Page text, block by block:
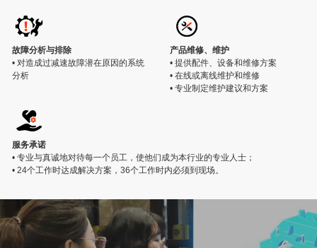
故障分析与排除
• 对造成过减速故障潜在原因的系统
分析
产品维修、维护
• 提供配件、设备和维修方案
• 在线或离线维护和维修
• 专业制定维护建议和方案
服务承诺
• 专业与真诚地对待每一个员工，使他们成为本行业的专业人士；
• 24个工作时达成解决方案，36个工作时内必须到现场。